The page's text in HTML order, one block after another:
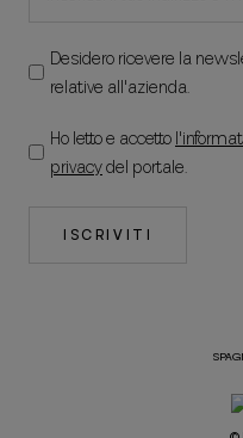
Desidero ricevere la
relative all'azienda.
Ho letto e accetto
privacydel portale.
ISCRIVITI